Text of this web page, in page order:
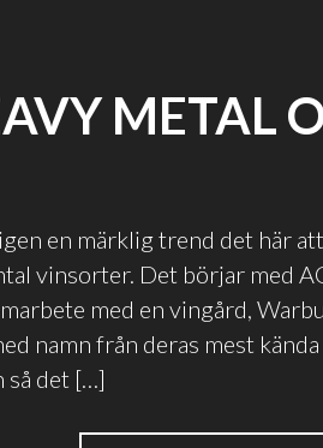
METAL
en märklig trend det här
vinsorter. Det börjar med
med en vingård,
namn från deras mest
så det […]